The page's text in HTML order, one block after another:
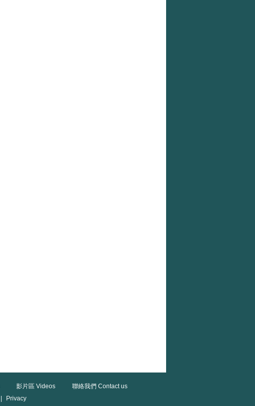
影片區 Videos
聯絡我們 Contact us
Privacy